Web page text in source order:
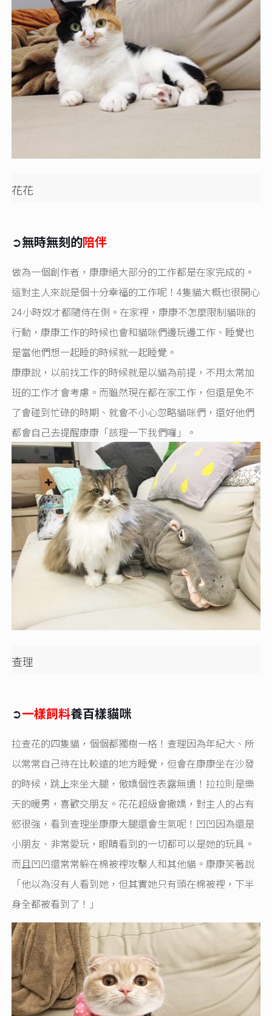
花花
➲無時無刻的陪伴
做為一個創作者，康康絕大部分的工作都是在家完成的。
這對主人來說是個十分幸福的工作呢！4隻貓大概也很開心
24小時奴才都隨侍在側。在家裡，康康不怎麼限制貓咪的
行動，康康工作的時候也會和貓咪們邊玩邊工作、睡覺也
是當他們想一起睡的時候就一起睡覺。
康康說，以前找工作的時候就是以貓為前提，不用太常加
班的工作才會考慮。而雖然現在都在家工作，但還是免不
了會碰到忙碌的時期、就會不小心忽略貓咪們，還好他們
都會自己去提醒康康「該理一下我們囉」。
查理
➲一樣飼料養百樣貓咪
拉查花的四隻貓，個個都獨樹一格！查理因為年紀大、所
以常常自己待在比較遠的地方睡覺，但會在康康坐在沙發
的時候，跳上來坐大腿，傲嬌個性表露無遺！拉拉則是樂
天的暖男，喜歡交朋友。花花超級會撒嬌，對主人的占有
慾很強，看到查理坐康康大腿還會生氣呢！凹凹因為還是
小朋友、非常愛玩，眼睛看到的一切都可以是她的玩具。
而且凹凹還常常躲在棉被裡攻擊人和其他貓。康康笑著說
「他以為沒有人看到她，但其實她只有頭在棉被裡，下半
身全都被看到了！」